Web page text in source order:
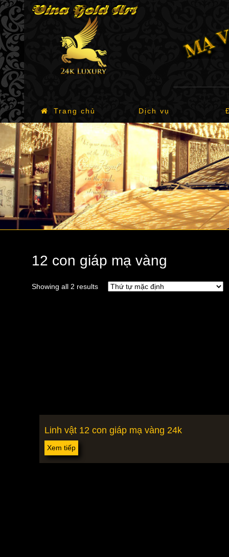
Trang chủ Dịch vụ
12 con giáp mạ vàng
Showing all 2 results
Linh vật 12 con giáp mạ vàng 24k
Xem tiếp